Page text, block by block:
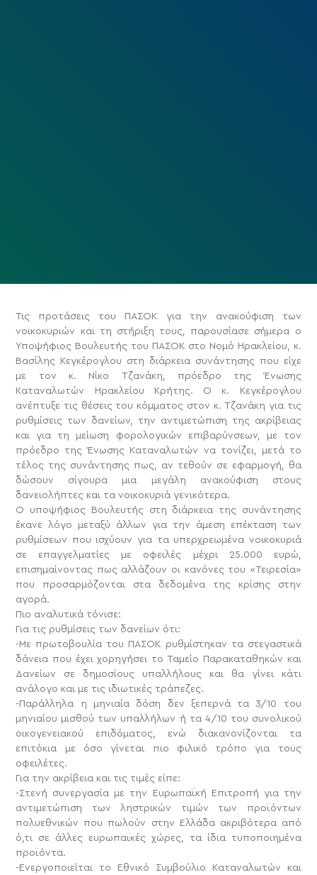
Τις προτάσεις του ΠΑΣΟΚ για την ανακούφιση των
νοικοκυριών και τη στήριξη τους, παρουσίασε σήμερα ο
Υποψήφιος Βουλευτής του ΠΑΣΟΚ στο Νομό Ηρακλείου, κ.
Βασίλης Κεγκέρογλου στη διάρκεια συνάντησης που είχε
με τον κ. Νίκο Τζανάκη, πρόεδρο της Ένωσης
Καταναλωτών Ηρακλείου Κρήτης. Ο κ. Κεγκέρογλου
ανέπτυξε τις θέσεις του κόμματος στον κ. Τζανάκη για τις
ρυθμίσεις των δανείων, την αντιμετώπιση της ακρίβειας
και για τη μείωση φορολογικών επιβαρύνσεων, με τον
πρόεδρο της Ένωσης Καταναλωτών να τονίζει, μετά το
τέλος της συνάντησης πως, αν τεθούν σε εφαρμογή, θα
δώσουν σίγουρα μια μεγάλη ανακούφιση στους
δανειολήπτες και τα νοικοκυριά γενικότερα.
Ο υποψήφιος Βουλευτής στη διάρκεια της συνάντησης
έκανε λόγο μεταξύ άλλων για την άμεση επέκταση των
ρυθμίσεων που ισχύουν για τα υπερχρεωμένα νοικοκυριά
σε επαγγελματίες με οφειλές μέχρι 25.000 ευρώ,
επισημαίνοντας πως αλλάζουν οι κανόνες του «Τειρεσία»
που προσαρμόζονται στα δεδομένα της κρίσης στην
αγορά.
Πιο αναλυτικά τόνισε:
Για τις ρυθμίσεις των δανείων ότι:
-Με πρωτοβουλία του ΠΑΣΟΚ ρυθμίστηκαν τα στεγαστικά
δάνεια που έχει χορηγήσει το Ταμείο Παρακαταθηκών και
Δανείων σε δημοσίους υπαλλήλους και θα γίνει κάτι
ανάλογο και με τις ιδιωτικές τράπεζες.
-Παράλληλα η μηνιαία δόση δεν ξεπερνά τα 3/10 του
μηνιαίου μισθού των υπαλλήλων ή τα 4/10 του συνολικού
οικογενειακού επιδόματος, ενώ διακανονίζονται τα
επιτόκια με όσο γίνεται πιο φιλικό τρόπο για τους
οφειλέτες.
Για την ακρίβεια και τις τιμές είπε:
-Στενή συνεργασία με την Ευρωπαϊκή Επιτροπή για την
αντιμετώπιση των ληστρικών τιμών των προϊόντων
πολυεθνικών που πωλούν στην Ελλάδα ακριβότερα από
ό,τι σε άλλες ευρωπαϊκές χώρες, τα ίδια τυποποιημένα
προϊόντα.
-Ενεργοποιείται το Εθνικό Συμβούλιο Καταναλωτών και